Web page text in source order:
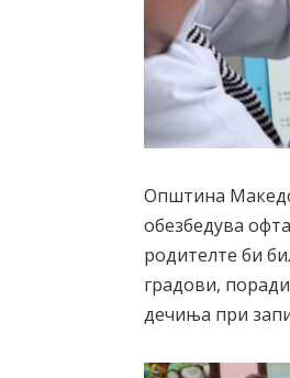
Општина
обезбедува
родителте би
градови,
дечиња при